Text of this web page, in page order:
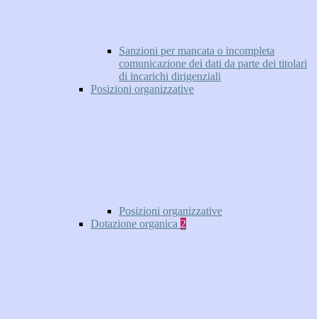
Sanzioni per mancata o incompleta
comunicazione dei dati da parte dei titolari
di incarichi dirigenziali
Posizioni organizzative
Posizioni organizzative
Dotazione organica 2